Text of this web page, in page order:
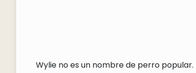
Wylie no es un nombre de perro